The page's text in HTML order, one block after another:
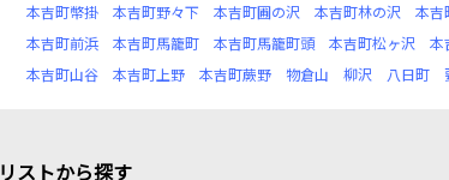
本吉町幣掛
本吉町野々下 本吉町圃の沢 本吉町林の沢 本吉
本吉町前浜
本吉町馬籠町 本吉町馬籠町頭 本吉町松ヶ沢 本
本吉町山谷
本吉町上野 本吉町蕨野 物倉山 柳沢 八日町
リストから探す